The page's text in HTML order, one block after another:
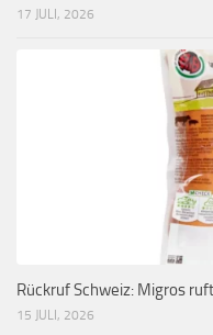
17 JULI, 2026
Rückruf Schweiz: Migros
15 JULI, 2026